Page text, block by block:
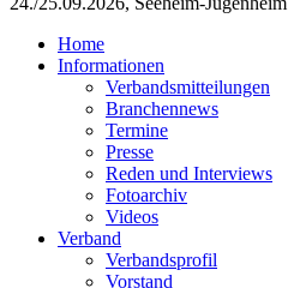
Home
Informationen
Verbandsmitteilungen
Branchennews
Termine
Presse
Reden und Interviews
Fotoarchiv
Videos
Verband
Verbandsprofil
Vorstand